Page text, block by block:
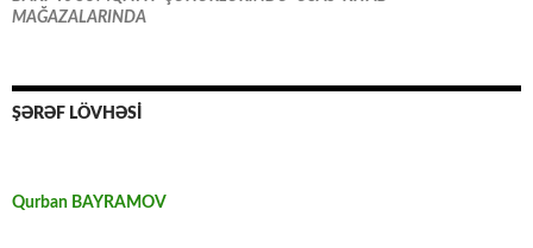
MAĞAZALARINDA
ŞƏRƏF LÖVHƏSİ
Qurban BAYRAMOV